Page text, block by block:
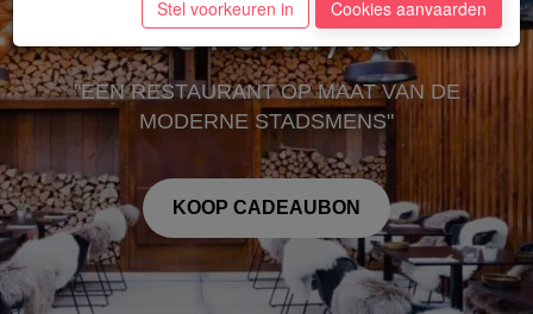
De Fortuyne
"EEN RESTAURANT OP MAAT VAN DE
MODERNE STADSMENS"
KOOP CADEAUBON
Stel voorkeuren in Cookies aanvaarden